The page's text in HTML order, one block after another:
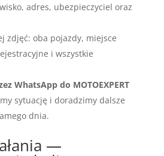
adres, ubezpieczyciel oraz
zdjęć: oba pojazdy, miejsce
i wszystkie
WhatsApp do MOTOEXPERT
sytuację i doradzimy dalsze
dnia.
—